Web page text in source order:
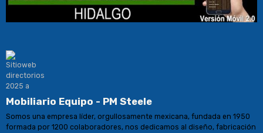
Mobiliario Equipo - PM Steele
Somos una empresa líder, orgullosamente mexicana, fundada en 1950
formada por 1200 colaboradores, nos dedicamos al diseño, fabricación